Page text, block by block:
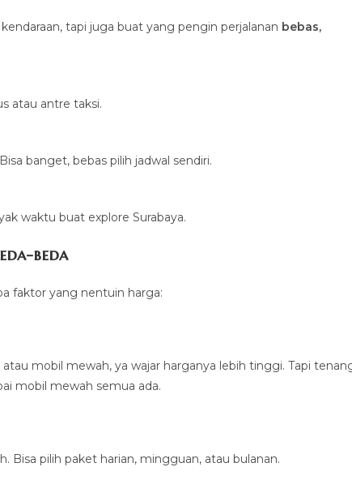
tapi juga buat yang pengin perjalanan bebas,
atau antre taksi.
banget, bebas pilih jadwal sendiri.
waktu buat explore Surabaya.
beda
faktor yang nentuin harga:
mobil mewah, ya wajar harganya lebih tinggi. Tapi
mobil mewah semua ada.
Bisa pilih paket harian, mingguan, atau bulanan.